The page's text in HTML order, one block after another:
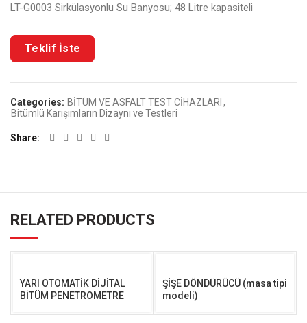
LT-G0003 Sirkülasyonlu Su Banyosu; 48 Litre kapasiteli
Categories: BİTÜM VE ASFALT TEST CİHAZLARI ,
Bitümlü Karışımların Dizaynı ve Testleri
Share
RELATED PRODUCTS
YARI OTOMATİK DİJİTAL
BİTÜM PENETROMETRE
ŞİŞE DÖNDÜRÜCÜ (masa tipi
modeli)